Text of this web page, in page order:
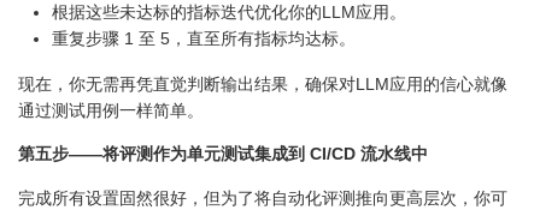
根据这些未达标的指标迭代优化你的LLM应用。
重复步骤 1 至 5，直至所有指标均达标。
现在，你无需再凭直觉判断输出结果，确保对LLM应用的信心就像
通过测试用例一样简单。
第五步——将评测作为单元测试集成到 CI/CD 流水线中
完成所有设置固然很好，但为了将自动化评测推向更高层次，你可